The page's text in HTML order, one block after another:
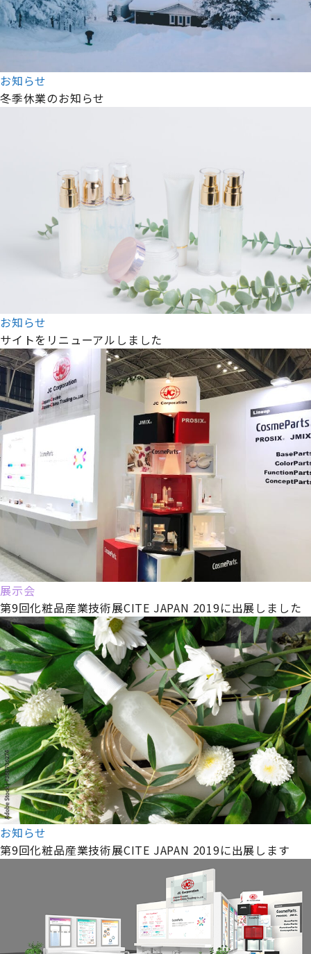
お知らせ
冬季休業のお知らせ
お知らせ
サイトをリニューアルしました
展示会
第9回化粧品産業技術展CITE JAPAN 2019に出展しました
お知らせ
第9回化粧品産業技術展CITE JAPAN 2019に出展します